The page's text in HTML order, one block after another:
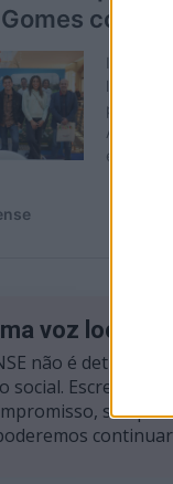
voz local,
não é detido
social.
sempre